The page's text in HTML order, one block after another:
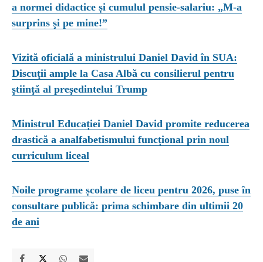
a normei didactice și cumulul pensie-salariu: „M-a
surprins şi pe mine!”
Vizită oficială a ministrului Daniel David în SUA:
Discuţii ample la Casa Albă cu consilierul pentru
ştiinţă al preşedintelui Trump
Ministrul Educației Daniel David promite reducerea
drastică a analfabetismului funcțional prin noul
curriculum liceal
Noile programe școlare de liceu pentru 2026, puse în
consultare publică: prima schimbare din ultimii 20
de ani